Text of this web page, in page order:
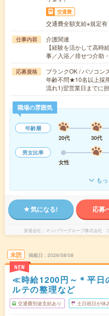
交通費
交通費全額支給※規定有
仕事内容
介護関連
【経験を活かして高時
事／入浴／排せつ介助
応募資格
ブランクOK / パソコン
年齢不問★10名以上採
流れ1)翌営業日までに
職場の雰囲気
年齢層
20代
30代
男女比率
女性
も
気になる! 応募
派遣会社 マンパワーグループ株式会社
未読
NEW
掲載日 2026/08/08
≪時給1200円～＊平日
ルテの整理など
交通費別途支給あり 土日祝日が休